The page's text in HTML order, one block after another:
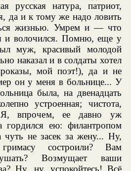
русская натура, патриот,
да и к тому же надо ловить
жизнью. Умрем и — что
и волочился. Помню, еще у
муж, красивый молодой
наказал и в солдаты хотел
мой поэт!), да и не
он у меня в больнице... У
была, на двенадцать
устроенная; чистота,
Я, впрочем, ее давно уж
гордился ею: филантропом
не засек за жену... Ну,
состроили? Вам
Возмущает ваши
Ну, ну, успокойтесь! Всё